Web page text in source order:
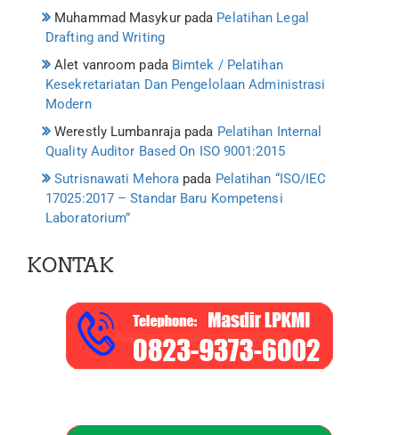
Muhammad Masykurpada Pelatihan Legal
Drafting and Writing
Alet vanroom pada Bimtek / Pelatihan
Kesekretariatan Dan Pengelolaan Administrasi
Modern
Werestly Lumbanraja pada Pelatihan Internal
Quality Auditor Based On ISO 9001:2015
Sutrisnawati Mehora pada Pelatihan “ISO/IEC
17025:2017 – Standar Baru Kompetensi
Laboratorium”
KONTAK